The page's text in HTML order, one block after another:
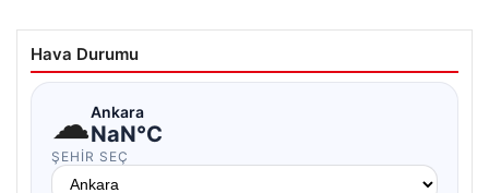
Hava Durumu
☁Ankara
NaN°C
ŞEHIR SEÇ